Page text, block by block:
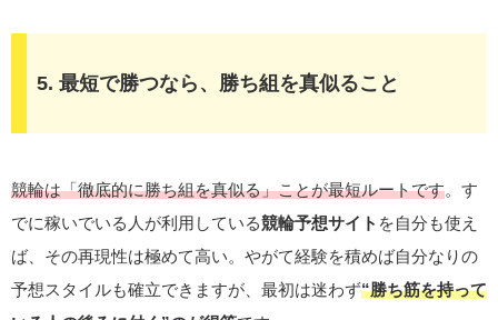
5. 最短で勝つなら、勝ち組を真似ること
競輪は「徹底的に勝ち組を真似る」ことが最短ルートです。す
でに稼いでいる人が利用している競輪予想サイト を自分も使え
ば、その再現性は極めて高い。やがて経験を積めば自分なりの
予想スタイルも確立できますが、最初は迷わず“勝ち筋を持って